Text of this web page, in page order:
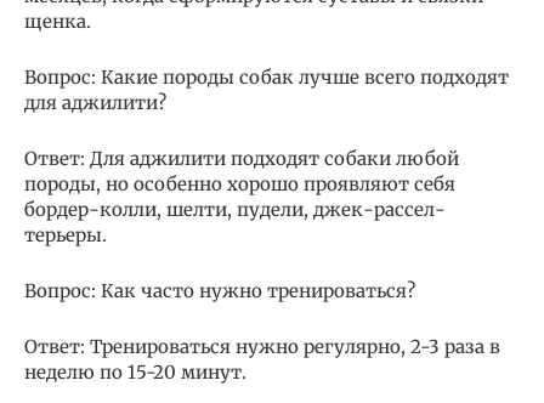
щенка.
Вопрос: Какие породы собак лучше всего подходят
для аджилити?
Ответ: Для аджилити подходят собаки любой
породы, но особенно хорошо проявляют себя
бордер-колли, шелти, пудели, джек-рассел-
терьеры.
Вопрос: Как часто нужно тренироваться?
Ответ: Тренироваться нужно регулярно, 2-3 раза в
неделю по 15-20 минут.